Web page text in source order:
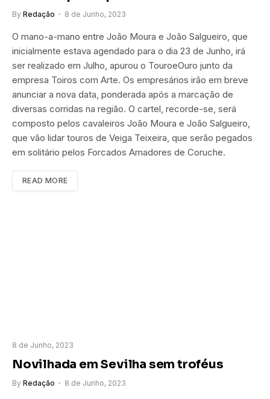
By Redação 8 de Junho, 2023
O mano-a-mano entre João Moura e João Salgueiro, que
inicialmente estava agendado para o dia 23 de Junho, irá
ser realizado em Julho, apurou o TouroeOuro junto da
empresa Toiros com Arte. Os empresários irão em breve
anunciar a nova data, ponderada após a marcação de
diversas corridas na região. O cartel, recorde-se, será
composto pelos cavaleiros João Moura e João Salgueiro,
que vão lidar touros de Veiga Teixeira, que serão pegados
em solitário pelos Forcados Amadores de Coruche.
READ MORE
8 de Junho, 2023
Novilhada em Sevilha sem troféus
By Redação 8 de Junho, 2023